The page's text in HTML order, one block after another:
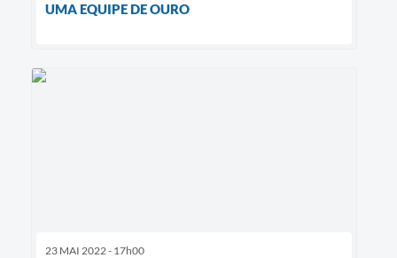
UMA EQUIPE DE OURO
23 MAI 2022 - 17h00